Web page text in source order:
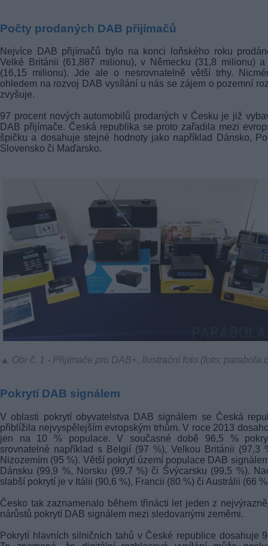
Počty prodaných DAB přijímačů
Nejvíce DAB přijímačů bylo na konci loňského roku
Velké Británii (61,887 milionu), v Německu (31,8 milionu)
(16,15 milionu). Jde ale o nesrovnatelně větší trhy.
ohledem na rozvoj DAB vysílání u nás se zájem o pozemní
zvyšuje.
97 procent nových automobilů prodaných v Česku je již
DAB přijímače. Česká republika se proto zařadila mezi
špičku a dosahuje stejné hodnoty jako například Dánsko,
Slovensko či Maďarsko.
▲ Obr č. 1 - Přijímače pro DAB+. Ilustrační foto (foto:
Pokrytí DAB signálem
V oblasti pokrytí obyvatelstva DAB signálem se Česká
přiblížila nejvyspělejším evropským trhům. V roce 2013
jen na 10 % populace. V současné době 96,5 %
srovnatelné například s Belgií (97 %), Velkou Británii (97,3
Nizozemím (95 %). Větší pokrytí území populace DAB
Dánsku (99,9 %, Norsku (99,7 %) či Švýcarsku (99,5 %).
slabší pokrytí je v Itálii (90,6 %), Francii (80 %) či Austrálii (66
Česko tak zaznamenalo během třinácti let jeden z
nárůstů pokrytí DAB signálem mezi sledovanými zeměmi.
Pokrytí hlavních silničních tahů v České republice dosahuje